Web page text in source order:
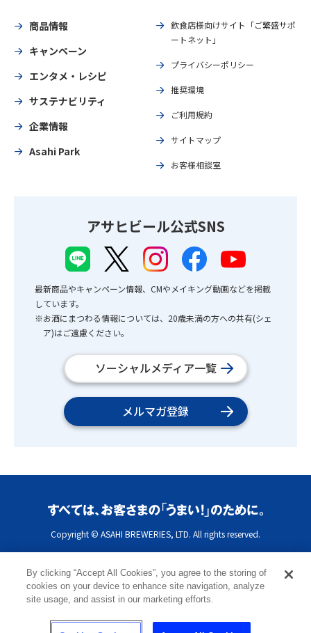
商品情報
キャンペーン
エンタメ・レシピ
サステナビリティ
企業情報
Asahi Park
飲食店様向けサイト「ご繁盛サポ
ートネット」
プライバシーポリシー
推奨環境
ご利用規約
サイトマップ
お客様相談室
アサヒビール公式SNS
最新商品やキャンペーン情報、CMやメイキング動画などを掲載
しています。
※お酒にまつわる情報については、20歳未満の方への共有(シェ
ア)はご遠慮ください。
ソーシャルメディア一覧
メルマガ登録
Copyright © ASAHI BREWERIES, LTD. All rights reserved.
By clicking “Accept All Cookies”, you agree to the storing of
cookies on your device to enhance site navigation, analyze
site usage, and assist in our marketing efforts.